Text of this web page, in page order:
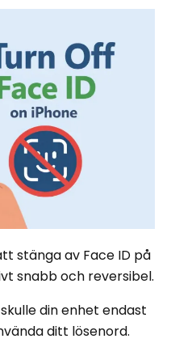
stänga av Face ID på
snabb och reversibel.
din enhet endast
ditt lösenord.